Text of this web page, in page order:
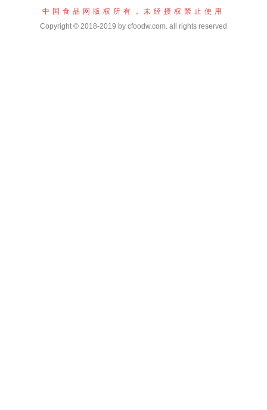
中国食品网版权所有，未经授权禁止使用
Copyright © 2018-2019 by cfoodw.com. all rights reserved